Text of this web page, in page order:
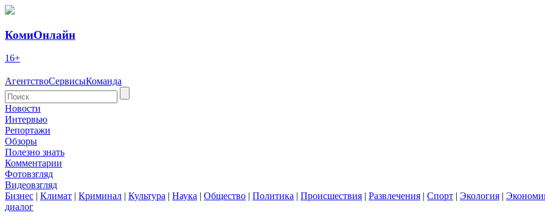
КомиОнлайн
16+
АгентствоСервисыКоманда
Новости
Интервью
Репортажи
Обзоры
Полезно знать
Комментарии
Фотовзгляд
Видеовзгляд
Бизнес | Климат | Криминал | Культура | Наука | Общество | Политика | Происшествия | Развлечения | Спорт | Экология |
диалог